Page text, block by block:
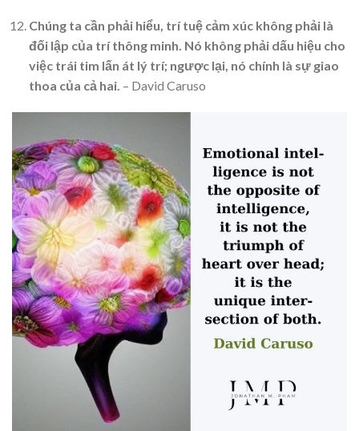
Chúng ta cần phải hiểu, trí tuệ cảm xúc không phải là
đối lập của trí thông minh. Nó không phải dấu hiệu cho
việc trái tim lấn át lý trí; ngược lại, nó chính là sự giao
thoa của cả hai. – David Caruso